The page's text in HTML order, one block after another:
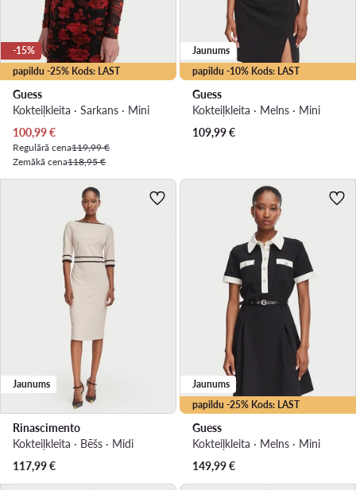
papildu -25% Kods: LAST
-15%
Guess
Kokteiļkleita · Sarkans · Mini
Pašreizējā cena
100,99€
Regulārā cena119,99 €
Zemākā cena118,95 €
papildu -10% Kods: LAST
Jaunums
Guess
Kokteiļkleita · Melns · Mini
109,99€
Jaunums
Rinascimento
Kokteiļkleita · Bēšs · Midi
117,99€
papildu -25% Kods: LAST
Jaunums
Guess
Kokteiļkleita · Melns · Mini
149,99€